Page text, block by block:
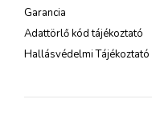
Garancia
Adattörlő kód tájékoztató
Hallásvédelmi Tájékoztató